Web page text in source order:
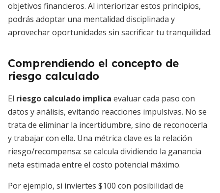
objetivos financieros. Al interiorizar estos principios,
podrás adoptar una mentalidad disciplinada y
aprovechar oportunidades sin sacrificar tu tranquilidad.
Comprendiendo el concepto de
riesgo calculado
El riesgo calculado implica evaluar cada paso con
datos y análisis, evitando reacciones impulsivas. No se
trata de eliminar la incertidumbre, sino de reconocerla
y trabajar con ella. Una métrica clave es la relación
riesgo/recompensa: se calcula dividiendo la ganancia
neta estimada entre el costo potencial máximo.
Por ejemplo, si inviertes $100 con posibilidad de